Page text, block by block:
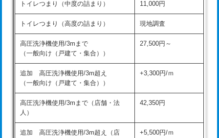
トイレつまり（中度の詰まり） 11,000円
トイレつまり（高度の詰まり） 現地調査
高圧洗浄機使用/3mまで
（一般向け（戸建て・集合））
27,500円～
追加 高圧洗浄機使用/3m超え
（一般向け（戸建て・集合））
+3,300円/ｍ
高圧洗浄機使用/3mまで（店舗・法
人）
42,350円
追加 高圧洗浄機使用/3m超え（店
+5,500円/ｍ